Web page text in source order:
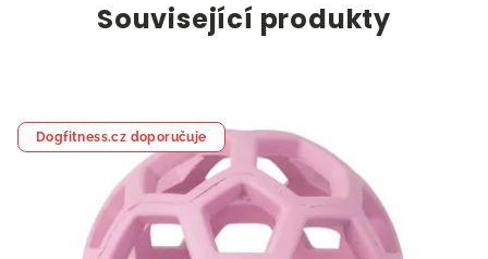
Související produkty
Dogfitness.cz doporučuje